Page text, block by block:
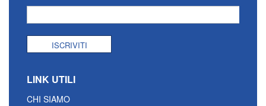
ISCRIVITI
LINK UTILI
CHI SIAMO